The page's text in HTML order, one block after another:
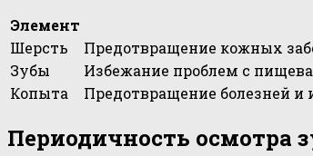
Элемент
Шерсть
Предотвращение кожных
Зубы
Избежание проблем с
Копыта
Предотвращение болезней
Периодичность осмотра